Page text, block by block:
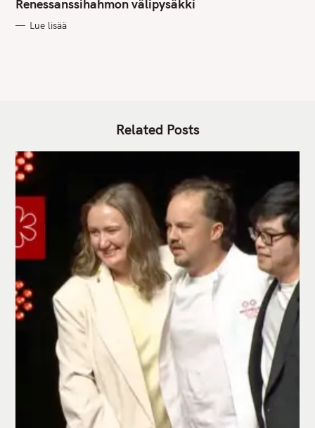
O
I
Renessanssihahmon välipysäkki
Lue lisää
Related Posts